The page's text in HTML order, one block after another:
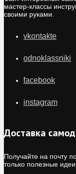
мастер-классы
своими руками.
vkontakte
odnoklassniki
facebook
instagram
Доставка
Получайте на почту
только полезные